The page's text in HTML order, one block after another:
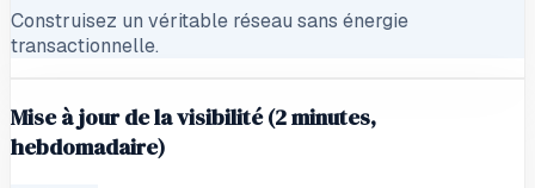
Construisez un véritable réseau sans énergie
transactionnelle.
Mise à jour de la visibilité (2 minutes,
hebdomadaire)